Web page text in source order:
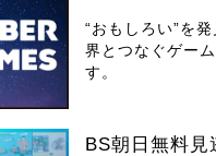
“おもしろい”を
界とつなぐゲー
す。
BS朝日無料見